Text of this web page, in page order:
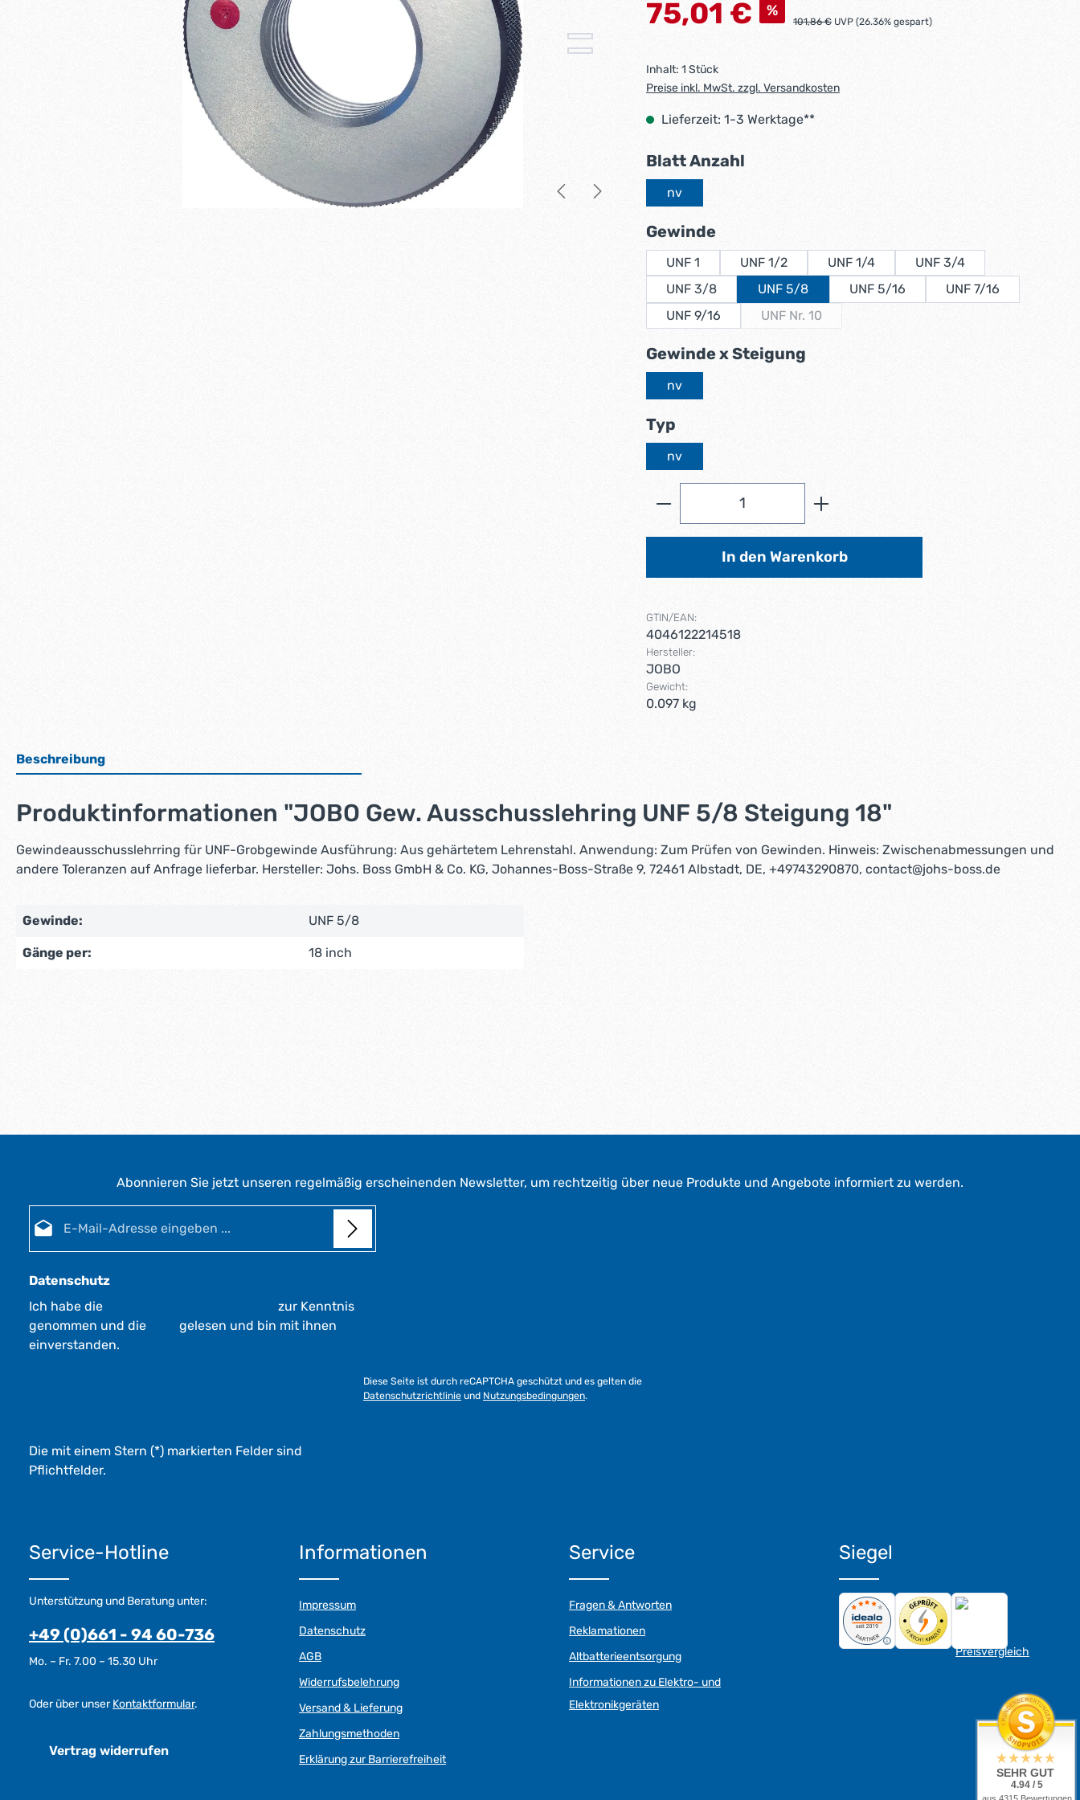
75,01 € %
Regulärer Preis:
101,86 € UVP (26.36% gespart)
Inhalt: 1 Stück
Preise inkl. MwSt. zzgl. Versandkosten
Lieferzeit: 1-3 Werktage**
Blatt Anzahl
nv
Gewindeauswählen
UNF 1 UNF 1/2 UNF 1/4
UNF 3/4
UNF 3/8
UNF 5/8 UNF 5/16
UNF 7/16
UNF 9/16
UNF Nr. 10
(Diese Option ist zurzeit nicht verfügbar.)
Gewinde x Steigung
nv
Typ
nv
Produkt Anzahl: Gib den gewünschten Wert
In den Warenkorb
GTIN/EAN:
4046122214518
Hersteller:
JOBO
Gewicht:
0.097 kg
Beschreibung
Produktinformationen "JOBO Gew. Ausschusslehring UNF 5/8 Steigung 18"
Gewindeausschusslehrring für UNF-Grobgewinde Ausführung: Aus gehärtetem Lehrenstahl. Anwendung: Zum Prüfen von Gewinden. Hinweis: Zwischenabmessungen und
andere Toleranzen auf Anfrage lieferbar. Hersteller: Johs. Boss GmbH & Co. KG, Johannes-Boss-Straße 9, 72461 Albstadt, DE, +49743290870, contact@johs-boss.de
Gewinde: UNF 5/8
Gänge per: 18 inch
Abonnieren Sie jetzt unseren regelmäßig erscheinenden Newsletter, um rechtzeitig über neue Produkte und Angebote informiert zu werden.
Datenschutz
Ich habe die
zur Kenntnis
genommen und die
gelesen und bin mit ihnen
einverstanden.
Diese Seite ist durch reCAPTCHA geschützt und es gelten die
Datenschutzrichtlinie und Nutzungsbedingungen.
Die mit einem Stern (*) markierten Felder sind
Pflichtfelder.
Service-Hotline
Unterstützung und Beratung unter:
+49 (0)661 - 94 60-736
Mo. – Fr. 7.00 – 15.30 Uhr
Oder über unserKontaktformular.
Vertrag widerrufen
Informationen
Impressum
Datenschutz
AGB
Widerrufsbelehrung
Versand & Lieferung
Zahlungsmethoden
Erklärung zur Barrierefreiheit
Service
Fragen & Antworten
Reklamationen
Altbatterieentsorgung
Informationen zu Elektro- und
Elektronikgeräten
Siegel
SEHR GUT
4.94 / 5